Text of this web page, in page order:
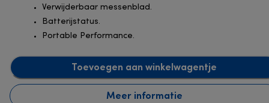
Verwijderbaar messenblad.
Batterijstatus.
Portable Performance.
Toevoegen aan winkelwagentje
Meer informatie